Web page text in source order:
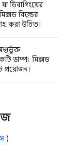
ডিবাগিংয়ের
বিল্ডের
করা উচিত।
ডাম্প। মিক্সড
প্রয়োজন।
)